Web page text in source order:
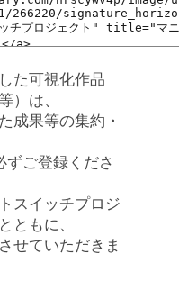
た可視化作品
）は、
成果等の集約・
ずご登録くださ
スイッチプロジ
ともに、
せていただきま